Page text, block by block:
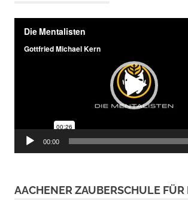
Player
00:00
AACHENER ZAUBERSCHULE FÜR